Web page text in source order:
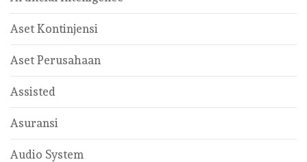
Aset Kontinjensi
Aset Perusahaan
Assisted
Asuransi
Audio System